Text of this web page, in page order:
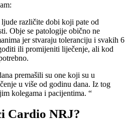
različite dobi koji pate od
Obje se patologije obično ne
jer stvaraju toleranciju i svakih 6
ili promijeniti liječenje, ali kod
premašili su one koji su u
u više od godinu dana. Iz tog
kolegama i pacijentima. “
Cardio NRJ?